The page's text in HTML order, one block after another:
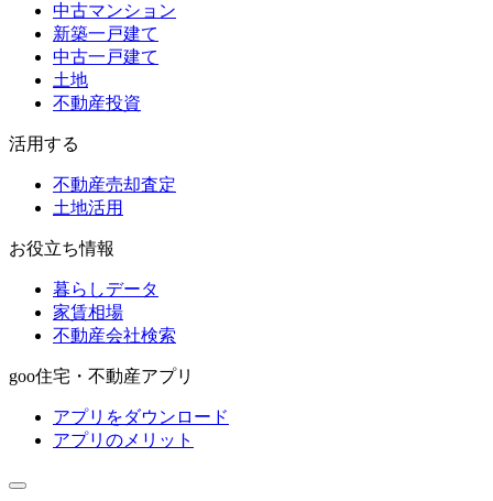
中古マンション
新築一戸建て
中古一戸建て
土地
不動産投資
活用する
不動産売却査定
土地活用
お役立ち情報
暮らしデータ
家賃相場
不動産会社検索
goo住宅・不動産アプリ
アプリをダウンロード
アプリのメリット